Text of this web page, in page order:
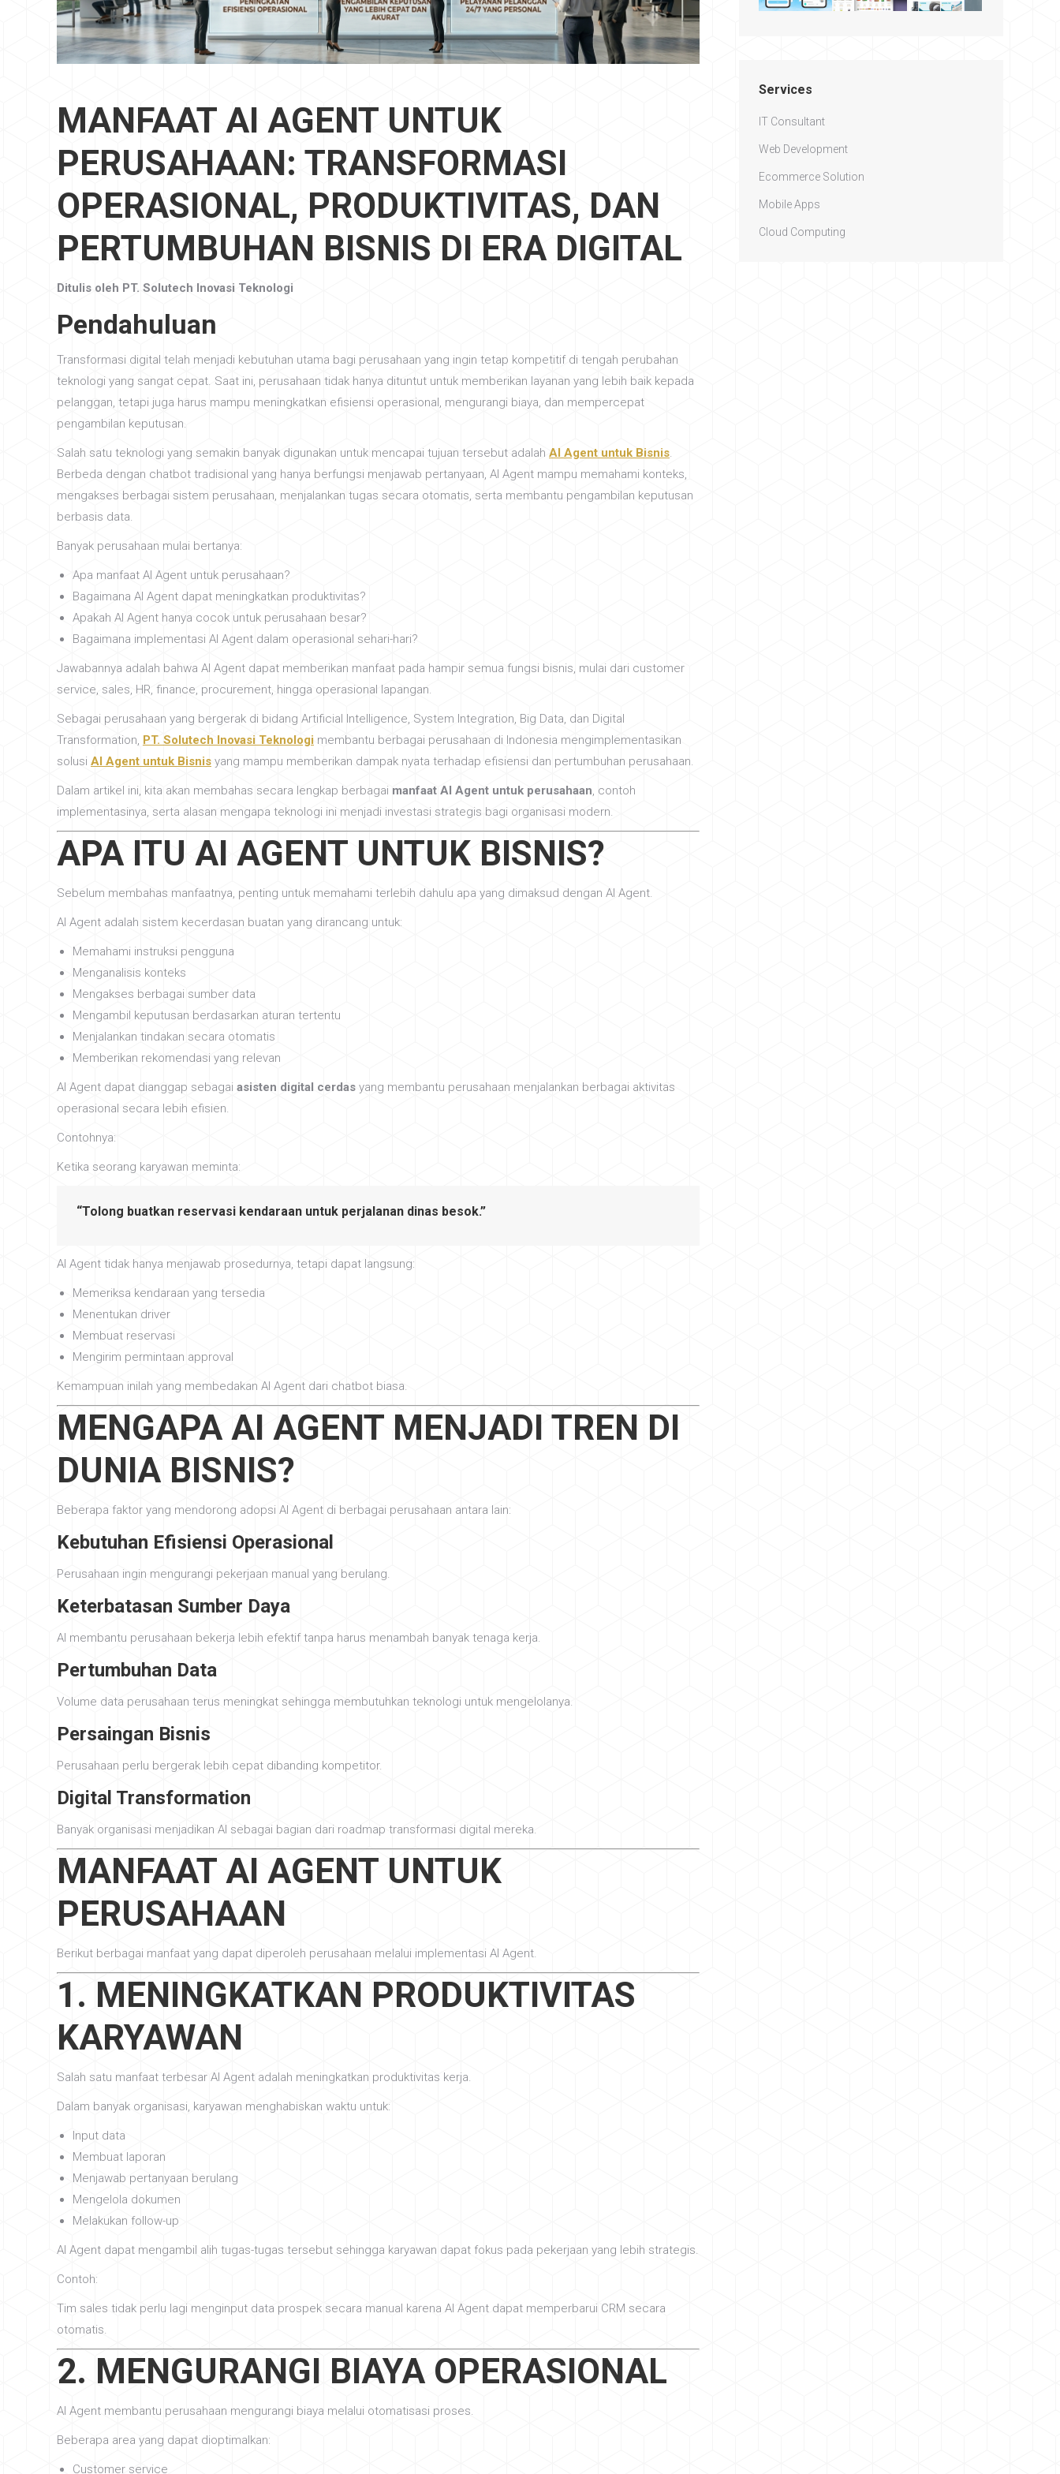
MANFAAT AI AGENT UNTUK
PERUSAHAAN: TRANSFORMASI
OPERASIONAL, PRODUKTIVITAS, DAN
PERTUMBUHAN BISNIS DI ERA DIGITAL
Ditulis oleh PT. Solutech Inovasi Teknologi
Pendahuluan
Transformasi digital telah menjadi kebutuhan utama bagi perusahaan yang ingin tetap kompetitif di tengah perubahan
teknologi yang sangat cepat. Saat ini, perusahaan tidak hanya dituntut untuk memberikan layanan yang lebih baik kepada
pelanggan, tetapi juga harus mampu meningkatkan efisiensi operasional, mengurangi biaya, dan mempercepat
pengambilan keputusan.
Salah satu teknologi yang semakin banyak digunakan untuk mencapai tujuan tersebut adalah AI Agent untuk Bisnis.
Berbeda dengan chatbot tradisional yang hanya berfungsi menjawab pertanyaan, AI Agent mampu memahami konteks,
mengakses berbagai sistem perusahaan, menjalankan tugas secara otomatis, serta membantu pengambilan keputusan
berbasis data.
Banyak perusahaan mulai bertanya:
Apa manfaat AI Agent untuk perusahaan?
Bagaimana AI Agent dapat meningkatkan produktivitas?
Apakah AI Agent hanya cocok untuk perusahaan besar?
Bagaimana implementasi AI Agent dalam operasional sehari-hari?
Jawabannya adalah bahwa AI Agent dapat memberikan manfaat pada hampir semua fungsi bisnis, mulai dari customer
service, sales, HR, finance, procurement, hingga operasional lapangan.
Sebagai perusahaan yang bergerak di bidang Artificial Intelligence, System Integration, Big Data, dan Digital
Transformation, PT. Solutech Inovasi Teknologi membantu berbagai perusahaan di Indonesia mengimplementasikan
solusi AI Agent untuk Bisnis yang mampu memberikan dampak nyata terhadap efisiensi dan pertumbuhan perusahaan.
Dalam artikel ini, kita akan membahas secara lengkap berbagai manfaat AI Agent untuk perusahaan, contoh
implementasinya, serta alasan mengapa teknologi ini menjadi investasi strategis bagi organisasi modern.
APA ITU AI AGENT UNTUK BISNIS?
Sebelum membahas manfaatnya, penting untuk memahami terlebih dahulu apa yang dimaksud dengan AI Agent.
AI Agent adalah sistem kecerdasan buatan yang dirancang untuk:
Memahami instruksi pengguna
Menganalisis konteks
Mengakses berbagai sumber data
Mengambil keputusan berdasarkan aturan tertentu
Menjalankan tindakan secara otomatis
Memberikan rekomendasi yang relevan
AI Agent dapat dianggap sebagai asisten digital cerdas yang membantu perusahaan menjalankan berbagai aktivitas
operasional secara lebih efisien.
Contohnya:
Ketika seorang karyawan meminta:
“Tolong buatkan reservasi kendaraan untuk perjalanan dinas besok.”
AI Agent tidak hanya menjawab prosedurnya, tetapi dapat langsung:
Memeriksa kendaraan yang tersedia
Menentukan driver
Membuat reservasi
Mengirim permintaan approval
Kemampuan inilah yang membedakan AI Agent dari chatbot biasa.
MENGAPA AI AGENT MENJADI TREN DI
DUNIA BISNIS?
Beberapa faktor yang mendorong adopsi AI Agent di berbagai perusahaan antara lain:
Kebutuhan Efisiensi Operasional
Perusahaan ingin mengurangi pekerjaan manual yang berulang.
Keterbatasan Sumber Daya
AI membantu perusahaan bekerja lebih efektif tanpa harus menambah banyak tenaga kerja.
Pertumbuhan Data
Volume data perusahaan terus meningkat sehingga membutuhkan teknologi untuk mengelolanya.
Persaingan Bisnis
Perusahaan perlu bergerak lebih cepat dibanding kompetitor.
Digital Transformation
Banyak organisasi menjadikan AI sebagai bagian dari roadmap transformasi digital mereka.
MANFAAT AI AGENT UNTUK
PERUSAHAAN
Berikut berbagai manfaat yang dapat diperoleh perusahaan melalui implementasi AI Agent.
1. MENINGKATKAN PRODUKTIVITAS
KARYAWAN
Salah satu manfaat terbesar AI Agent adalah meningkatkan produktivitas kerja.
Dalam banyak organisasi, karyawan menghabiskan waktu untuk:
Input data
Membuat laporan
Menjawab pertanyaan berulang
Mengelola dokumen
Melakukan follow-up
AI Agent dapat mengambil alih tugas-tugas tersebut sehingga karyawan dapat fokus pada pekerjaan yang lebih strategis.
Contoh:
Tim sales tidak perlu lagi menginput data prospek secara manual karena AI Agent dapat memperbarui CRM secara
otomatis.
2. MENGURANGI BIAYA OPERASIONAL
AI Agent membantu perusahaan mengurangi biaya melalui otomatisasi proses.
Beberapa area yang dapat dioptimalkan:
Customer service
Services
IT Consultant
Web Development
Ecommerce Solution
Mobile Apps
Cloud Computing